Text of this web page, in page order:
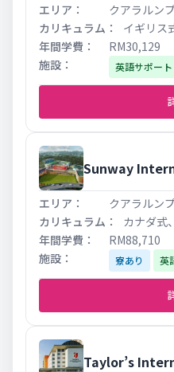
クアラルン
イギリス
RM30,129
英語サポート
Sunway
クアラルン
カナダ式
RM88,710
寮あり 英
Taylor’s